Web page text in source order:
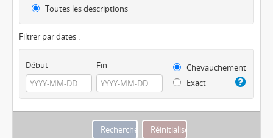
Toutes les descriptions
Filtrer par dates :
Début Fin
Chevauchement
Exact